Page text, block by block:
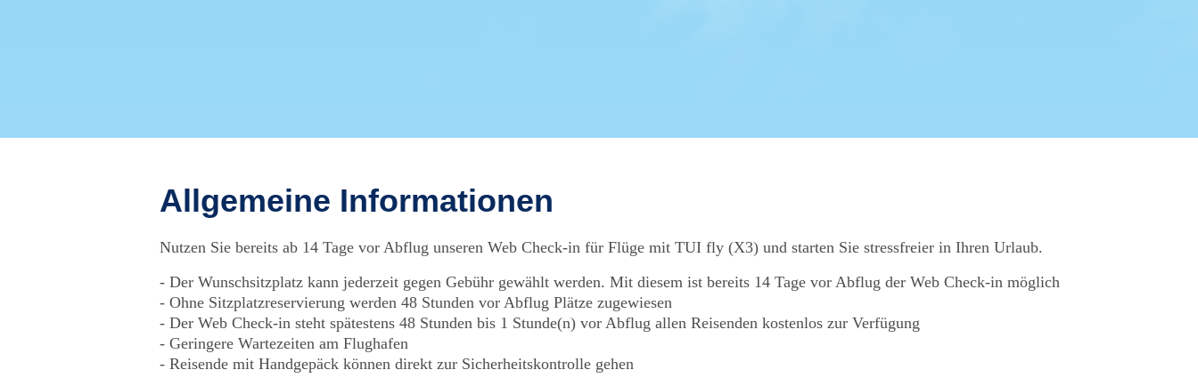
Allgemeine Informationen
Nutzen Sie bereits ab 14 Tage vor Abflug unseren Web Check-in für Flüge mit TUI fly (X3) und starten Sie stressfreier in Ihren Urlaub.
Der Wunschsitzplatz kann jederzeit gegen Gebühr gewählt werden. Mit diesem ist bereits 14 Tage vor Abflug der Web Check-in möglich
Ohne Sitzplatzreservierung werden 48 Stunden vor Abflug Plätze zugewiesen
Der Web Check-in steht spätestens 48 Stunden bis 1 Stunde(n) vor Abflug allen Reisenden kostenlos zur Verfügung
Geringere Wartezeiten am Flughafen
Reisende mit Handgepäck können direkt zur Sicherheitskontrolle gehen